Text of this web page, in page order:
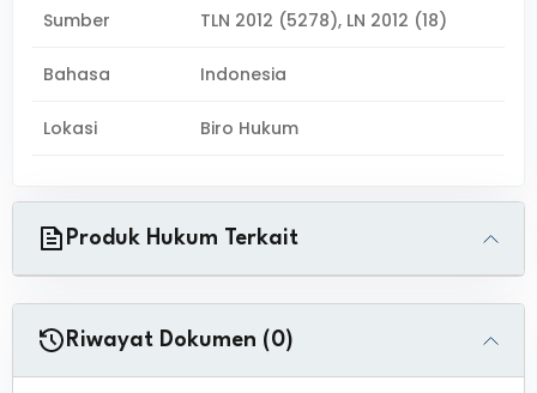
Sumber TLN 2012 (5278), LN 2012 (18)
Bahasa Indonesia
Lokasi Biro Hukum
Produk Hukum Terkait
Riwayat Dokumen (0)